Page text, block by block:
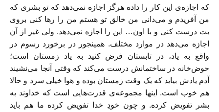
که اجازه‌ی این کار را داده هرگز اجازه نمی‌دهد که تو بشری که
من آفریدم و می‌دانی من خالق تو هستم من را رها کنی بروی
بت درست کنی و با اون… این را اجازه نمی‌دهد. ولی غیر از آن
اجازه می‌دهد در موارد مختلف. همینجور در برخورد رسوم در
واقع به یاد، در تابستان فرض کنید به یاد زمستان است؛
حوض‌خانه در ساختمانش درست می‌کند که وقتی آنجا می‌نشیند
آدم یادش بیاید که یک وقت زمستان بوده و هوا خیلی سرد و حالا
هم خوب است. اینها مجموعه‌ی قدرت‌هایی است که خداوند به
بشر تفویض کرده. و چون خودِ خدا تفویض کرده ما هم باید